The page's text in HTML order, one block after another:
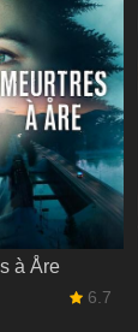
à Åre
6.7